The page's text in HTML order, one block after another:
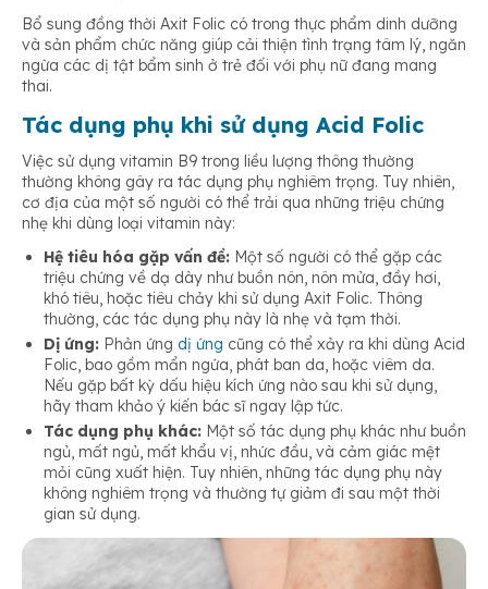
Bổ sung đồng thời Axit Folic có trong thực phẩm dinh dưỡng
và sản phẩm chức năng giúp cải thiện tình trạng tâm lý, ngăn
ngừa các dị tật bẩm sinh ở trẻ đối với phụ nữ đang mang
thai.
Tác dụng phụ khi sử dụng Acid Folic
Việc sử dụng vitamin B9 trong liều lượng thông thường
thường không gây ra tác dụng phụ nghiêm trọng. Tuy nhiên,
cơ địa của một số người có thể trải qua những triệu chứng
nhẹ khi dùng loại vitamin này:
Hệ tiêu hóa gặp vấn đề: Một số người có thể gặp các
triệu chứng về dạ dày như buồn nôn, nôn mửa, đầy hơi,
khó tiêu, hoặc tiêu chảy khi sử dụng Axit Folic. Thông
thường, các tác dụng phụ này là nhẹ và tạm thời.
Dị ứng: Phản ứng dị ứng cũng có thể xảy ra khi dùng Acid
Folic, bao gồm mẩn ngứa, phát ban da, hoặc viêm da.
Nếu gặp bất kỳ dấu hiệu kích ứng nào sau khi sử dụng,
hãy tham khảo ý kiến bác sĩ ngay lập tức.
Tác dụng phụ khác: Một số tác dụng phụ khác như buồn
ngủ, mất ngủ, mất khẩu vị, nhức đầu, và cảm giác mệt
mỏi cũng xuất hiện. Tuy nhiên, những tác dụng phụ này
không nghiêm trọng và thường tự giảm đi sau một thời
gian sử dụng.